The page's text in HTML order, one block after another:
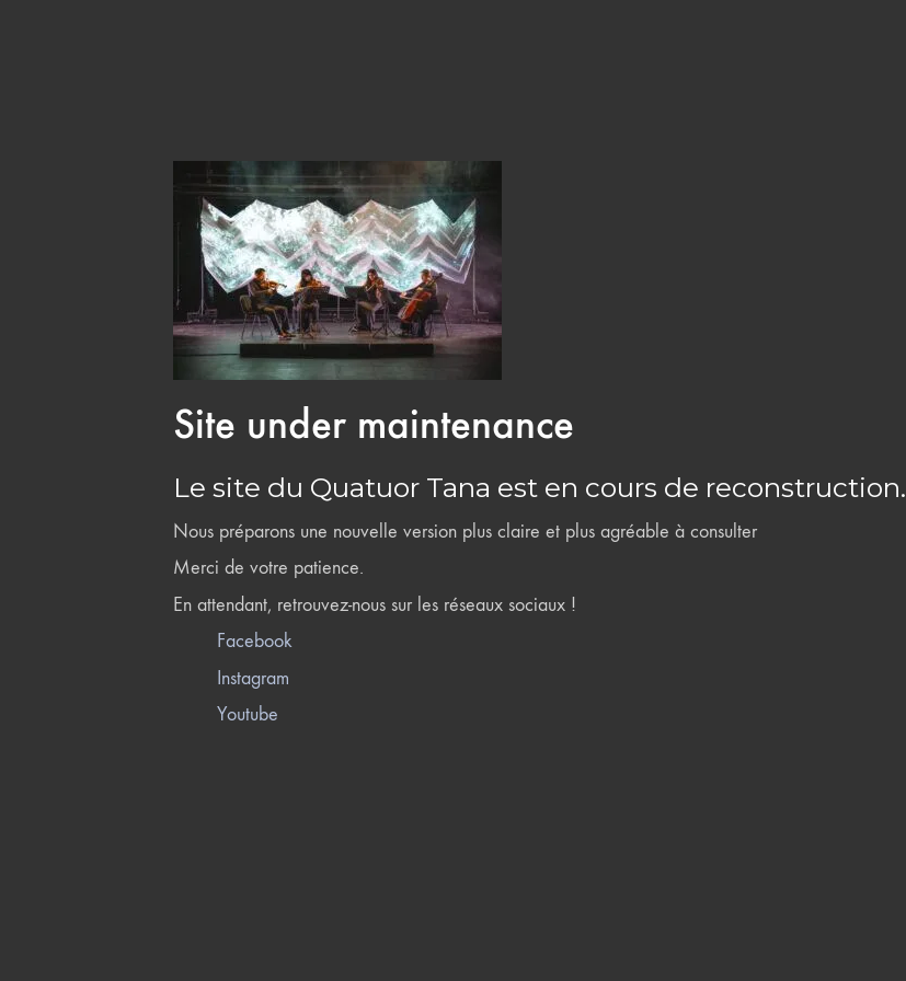
Site under maintenance
Le site du Quatuor Tana est en cours de reconstruction.
Nous préparons une nouvelle version plus claire et plus agréable à consulter
Merci de votre patience.
En attendant, retrouvez-nous sur les réseaux sociaux !
Facebook
Instagram
Youtube